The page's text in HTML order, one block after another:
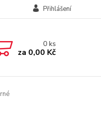
Přihlášení
0ks
za 0,00 Kč